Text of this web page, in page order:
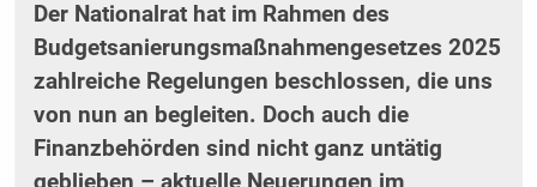
Der Nationalrat hat im Rahmen des
Budgetsanierungsmaßnahmengesetzes 2025
zahlreiche Regelungen beschlossen, die uns
von nun an begleiten. Doch auch die
Finanzbehörden sind nicht ganz untätig